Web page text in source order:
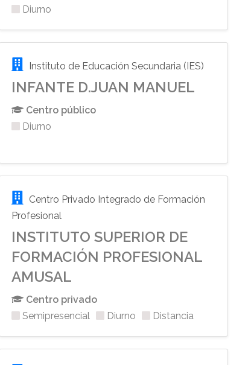
Diurno
Instituto de Educación Secundaria (IES)
INFANTE D.JUAN MANUEL
Centro público
Diurno
Centro Privado Integrado de Formación
Profesional
INSTITUTO SUPERIOR DE
FORMACIÓN PROFESIONAL
AMUSAL
Centro privado
Semipresencial
Diurno Distancia